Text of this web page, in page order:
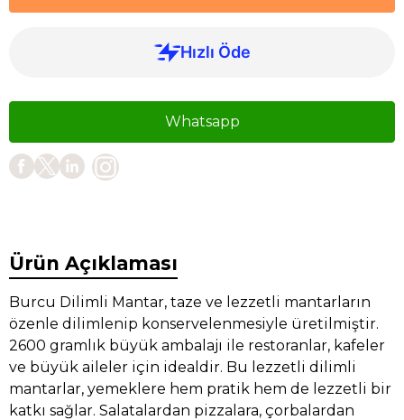
Whatsapp
Ürün Açıklaması
Burcu Dilimli Mantar, taze ve lezzetli mantarların
özenle dilimlenip konservelenmesiyle üretilmiştir.
2600 gramlık büyük ambalajı ile restoranlar, kafeler
ve büyük aileler için idealdir. Bu lezzetli dilimli
mantarlar, yemeklere hem pratik hem de lezzetli bir
katkı sağlar. Salatalardan pizzalara, çorbalardan